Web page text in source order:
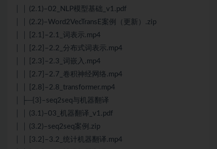
│ │ (2.1)–02_NLP模型基础_v1.pdf
│ │ (2.2)–Word2VecTransE案例（更新）.zip
│ │ [2.1]–2.1_词表示.mp4
│ │ [2.2]–2.2_分布式词表示.mp4
│ │ [2.3]–2.3_词嵌入.mp4
│ │ [2.7]–2.7_卷积神经网络.mp4
│ │ [2.8]–2.8_transformer.mp4
│ ├─{3}–seq2seq与机器翻译
│ │ (3.1)–03_机器翻译_v1.pdf
│ │ (3.2)–seq2seq案例.zip
│ │ [3.2]–3.2_统计机器翻译.mp4